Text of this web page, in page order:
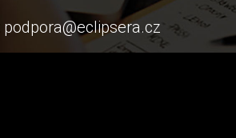
podpora@eclipsera.cz